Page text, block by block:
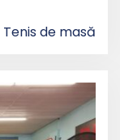
Tenis de masă